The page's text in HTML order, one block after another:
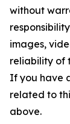
without
images,
reliability of
If you have
related to
above.